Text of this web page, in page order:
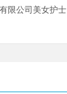
限公司美女护士